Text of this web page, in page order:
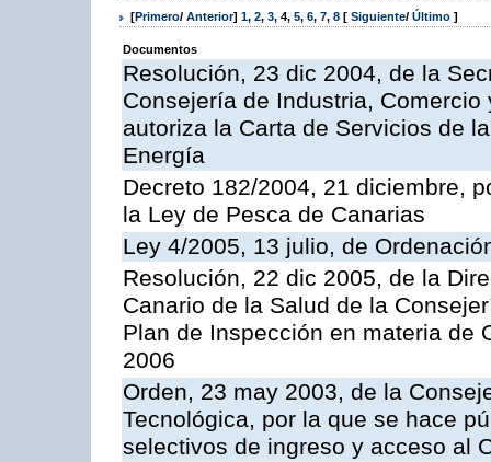
[Primero/ Anterior] 1, 2, 3, 4, 5, 6, 7, 8 [ Siguiente/ Último ]
Documentos
Resolución, 23 dic 2004, de la
Consejería de Industria,
autoriza la Carta de Servicios de
Energía
Decreto 182/2004, 21 diciembre,
la Ley de Pesca de Canarias
Ley 4/2005, 13 julio, de
Resolución, 22 dic 2005, de la
Canario de la Salud de la
Plan de Inspección en materia de
2006
Orden, 23 may 2003, de la
Tecnológica, por la que se hace
selectivos de ingreso y acceso al